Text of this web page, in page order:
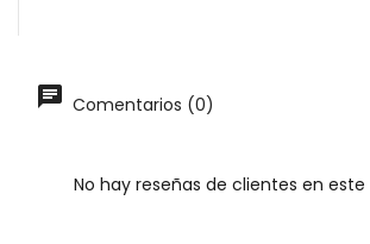
Comentarios (0)
No hay reseñas de clientes en